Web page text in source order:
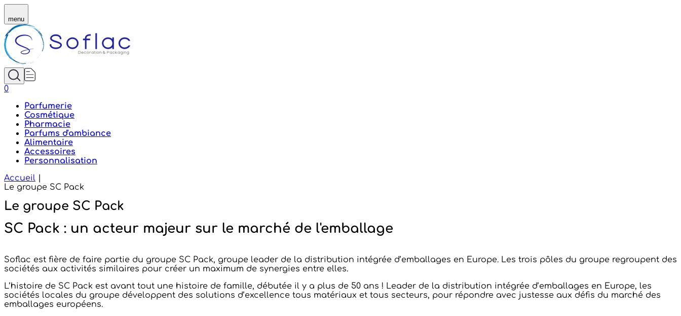
Le groupe SC Pack - Soflac
menu
0
Parfumerie
Cosmétique
Pharmacie
Parfums d'ambiance
Alimentaire
Accessoires
Personnalisation
Accueil
Le groupe SC Pack
Le groupe SC Pack
SC Pack : un acteur majeur sur le marché de l'emballage
Soflac est fière de faire partie du groupe SC Pack, groupe leader de la distribution intégrée d’emballages en Europe. Les trois pôles du groupe regroupent des
sociétés aux activités similaires pour créer un maximum de synergies entre elles.
L’histoire de SC Pack est avant tout une histoire de famille, débutée il y a plus de 50 ans ! Leader de la distribution intégrée d’emballages en Europe, les
sociétés locales du groupe développent des solutions d’excellence tous matériaux et tous secteurs, pour répondre avec justesse aux défis du marché des
emballages européens.